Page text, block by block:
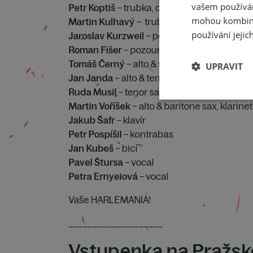
Petr Koptiš– trubka, cornet
Martin Kulhavý– trubka, cornet
Jaroslav Kurzweil – pozoun
Roman Fišer– pozoun
Tomáš Černý– alto & soprano sax
Jan Janda– alto & tenor sax, klarinet
Ruda Musil– tenor sax, klarinet
Martin Voříšek– alto & baritone sax, klarinet
Jakub Šafr– klavír
Petr Pospíšil – kontrabas
Jan Kubeš– bicí
Pavel Štursa– vocal
Petra Ernyeiová– vocal
Vaše HARLEMANIA!
____________________
vašem
mohou
používání
UPRAVIT